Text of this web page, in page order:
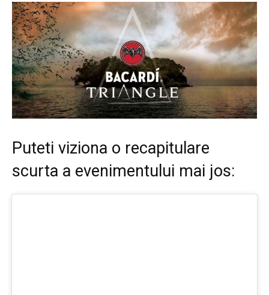
Puteti viziona o recapitulare
scurta a evenimentului mai jos: